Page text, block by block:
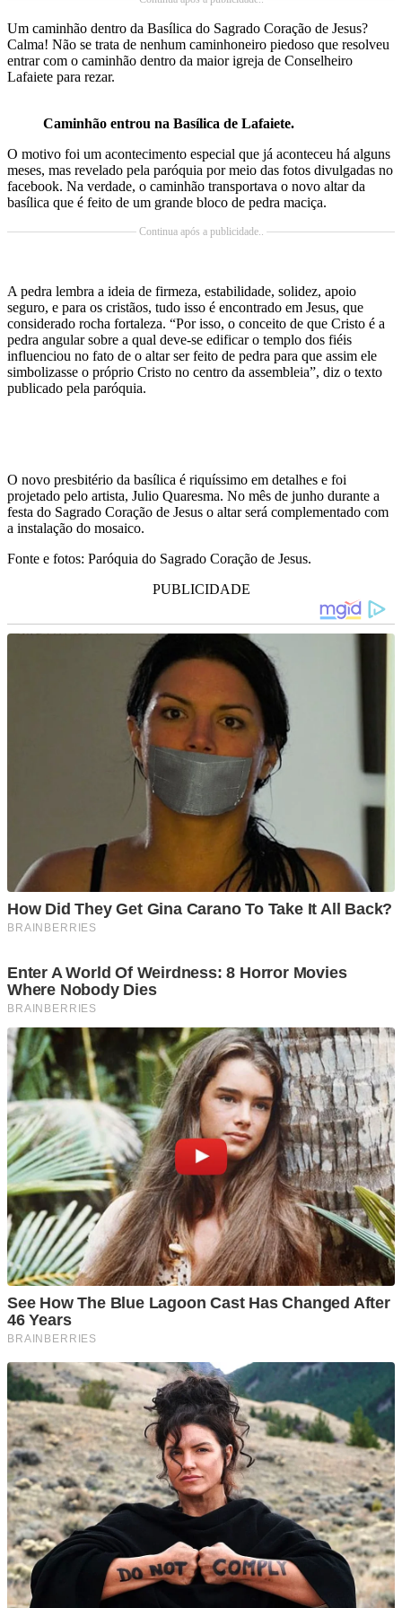
Um caminhão dentro da Basílica do Sagrado Coração de Jesus?
Calma! Não se trata de nenhum caminhoneiro piedoso que resolveu
entrar com o caminhão dentro da maior igreja de Conselheiro
Lafaiete para rezar.
Caminhão entrou na Basílica de Lafaiete.
O motivo foi um acontecimento especial que já aconteceu há alguns
meses, mas revelado pela paróquia por meio das fotos divulgadas no
facebook. Na verdade, o caminhão transportava o novo altar da
basílica que é feito de um grande bloco de pedra maciça.
Continua após a publicidade..
A pedra lembra a ideia de firmeza, estabilidade, solidez, apoio
seguro, e para os cristãos, tudo isso é encontrado em Jesus, que
considerado rocha fortaleza. “Por isso, o conceito de que Cristo é a
pedra angular sobre a qual deve-se edificar o templo dos fiéis
influenciou no fato de o altar ser feito de pedra para que assim ele
simbolizasse o próprio Cristo no centro da assembleia”, diz o texto
publicado pela paróquia.
O novo presbitério da basílica é riquíssimo em detalhes e foi
projetado pelo artista, Julio Quaresma. No mês de junho durante a
festa do Sagrado Coração de Jesus o altar será complementado com
a instalação do mosaico.
Fonte e fotos: Paróquia do Sagrado Coração de Jesus.
PUBLICIDADE